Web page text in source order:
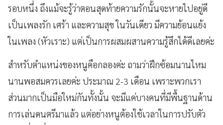
รอบหนึ่ง ถึงแม้จะรู้ว่าตอนสุดท้ายความรักนั้นจะหายไปอยู่ดี
เป็นเพลงรัก เศร้า และความสุข ในวันเดียว มีความย้อนแย้ง
ในเพลง (หัวเราะ) แต่เป็นการผสมผสานความรู้สึกได้ดีเลยค่ะ
สำหรับตำแหน่งของหนูคือกลองค่ะ ถามว่าฝึกซ้อมนานไหม
นานพอสมควรเลยค่ะ ประมาณ 2-3 เดือน เพราะพวกเรา
ส่วนมากเป็นมือใหม่กันทั้งนั้น จะมีแค่บางคนที่มีพื้นฐานด้าน
การเล่นดนตรีมาแล้ว แต่อย่างหนูต้องใช้เวลาในการปรับตัว